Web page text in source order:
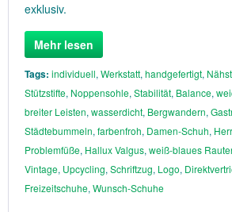
exklusiv.
Mehr lesen
Tags: individuell, Werkstatt, handgefertigt,
Stützstifte, Noppensohle, Stabilität, Balance,
breiter Leisten, wasserdicht, Bergwandern,
Städtebummeln, farbenfroh, Damen-Schuh,
Problemfüße, Hallux Valgus, weiß-blaues
Vintage, Upcycling, Schriftzug, Logo,
Freizeitschuhe, Wunsch-Schuhe